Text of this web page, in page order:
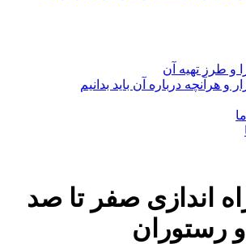
و طرز تهیه آن
و هرآنچه درباره آن باید بدانیم
اندازی صفر تا صد
رستوران